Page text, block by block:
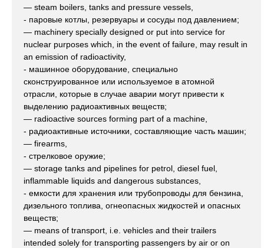
— steam boilers, tanks and pressure vessels,
- паровые котлы, резервуары и сосуды под давлением;
— machinery specially designed or put into service for
nuclear purposes which, in the event of failure, may result in
an emission of radioactivity,
- машинное оборудование, специально
сконструированное или используемое в атомной
отрасли, которые в случае аварии могут привести к
выделению радиоактивных веществ;
— radioactive sources forming part of a machine,
- радиоактивные источники, составляющие часть машин;
— firearms,
- стрелковое оружие;
— storage tanks and pipelines for petrol, diesel fuel,
inflammable liquids and dangerous substances,
- емкости для хранения или трубопроводы для бензина,
дизельного топлива, огнеопасных жидкостей и опасных
веществ;
— means of transport, i.e. vehicles and their trailers
intended solely for transporting passengers by air or on